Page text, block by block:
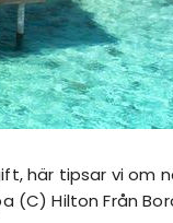
här tipsar vi om
(C) Hilton Från